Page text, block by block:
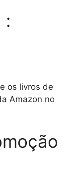
:
os livros de
Amazon no